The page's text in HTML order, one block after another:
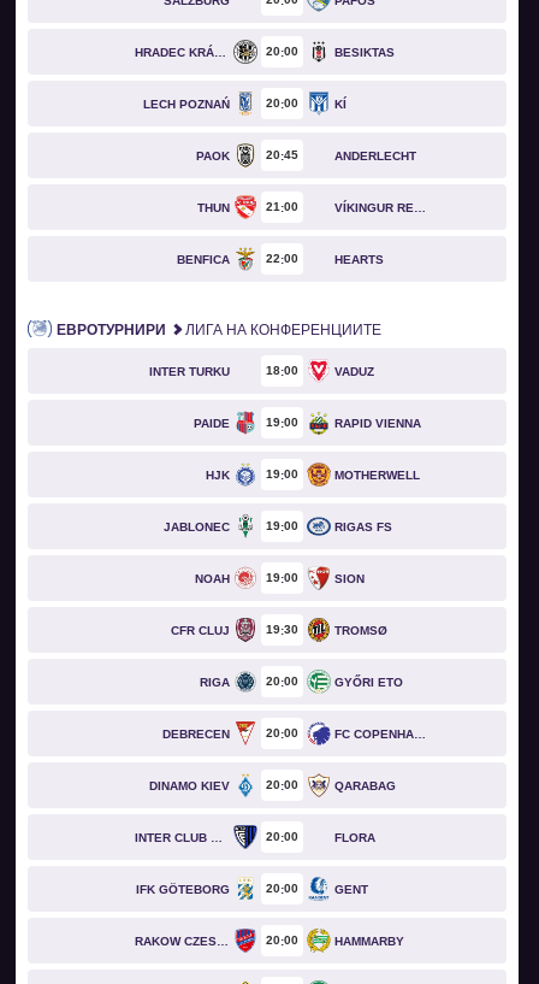
HRADEC KRÁLOVÉ 20 00 BESIKTAS
LECH POZNAŃ 20 00 KÍ
PAOK 20 45 ANDERLECHT
THUN 21 00 VÍKINGUR REYKJAVÍK
BENFICA 22 00 HEARTS
ЕВРОТУРНИРИ ЛИГА НА КОНФЕРЕНЦИИТЕ
INTER TURKU 18 00 VADUZ
PAIDE 19 00 RAPID VIENNA
HJK 19 00 MOTHERWELL
JABLONEC 19 00 RIGAS FS
NOAH 19 00 SION
CFR CLUJ 19 30 TROMSØ
RIGA 20 00 GYŐRI ETO
DEBRECEN 20 00 FC COPENHAGEN
DINAMO KIEV 20 00 QARABAG
INTER CLUB D'ESCALDES 20 00 FLORA
IFK GÖTEBORG 20 00 GENT
RAKOW CZESTOCHOWA 20 00 HAMMARBY